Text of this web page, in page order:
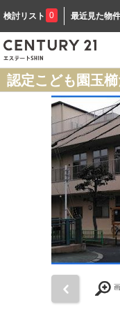
検討リスト 0 最近見た物件
認定こども園玉